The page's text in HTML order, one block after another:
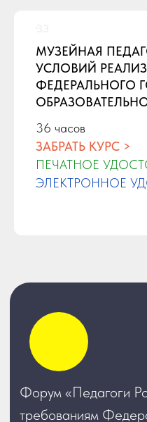
МУЗЕЙНАЯ
УСЛОВИЙ
ФЕДЕРАЛЬНОГО
36 часов
ЗАБРАТЬ КУРС >
ПЕЧАТНОЕ
ЭЛЕКТРОННОЕ